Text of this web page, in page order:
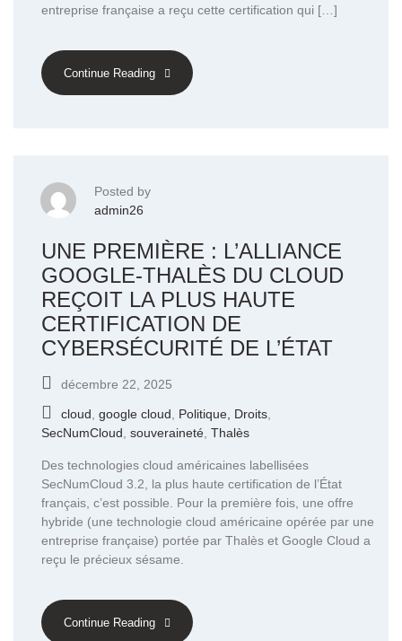
entreprise française a reçu cette certification qui […]
Continue Reading
Posted by
admin26
UNE PREMIÈRE : L’ALLIANCE
GOOGLE-THALÈS DU CLOUD
REÇOIT LA PLUS HAUTE
CERTIFICATION DE
CYBERSÉCURITÉ DE L’ÉTAT
décembre 22, 2025
cloud google cloud Politique, Droits
SecNumCloud souveraineté Thalès
Des technologies cloud américaines labellisées
SecNumCloud 3.2, la plus haute certification de l’État
français, c’est possible. Pour la première fois, une offre
hybride (une technologie cloud américaine opérée par une
entreprise française) portée par Thalès et Google Cloud a
reçu le précieux sésame.
Continue Reading